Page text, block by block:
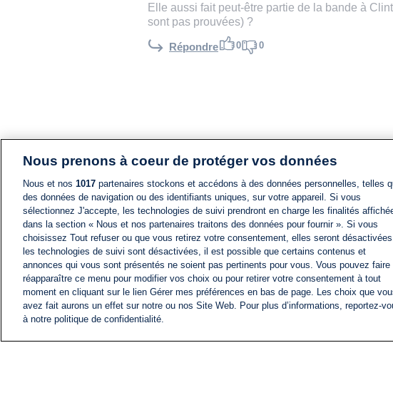
Elle aussi fait peut-être partie de la bande à
sont pas prouvées) ?
Répondre 0 0
Nous prenons à coeur de protéger vos données
Nous et nos 1017 partenaires stockons et accédons à des données personnelles, telles
des données de navigation ou des identifiants uniques, sur votre appareil. Si vous
sélectionnez J'accepte, les technologies de suivi prendront en charge les finalités
dans la section « Nous et nos partenaires traitons des données pour fournir ». Si vous
choisissez Tout refuser ou que vous retirez votre consentement, elles seront
les technologies de suivi sont désactivées, il est possible que certains contenus et
annonces qui vous sont présentés ne soient pas pertinents pour vous. Vous pouvez faire
réapparaître ce menu pour modifier vos choix ou pour retirer votre consentement à tout
moment en cliquant sur le lien Gérer mes préférences en bas de page. Les choix que
avez fait aurons un effet sur notre ou nos Site Web. Pour plus d’informations, reportez-
à notre politique de confidentialité.